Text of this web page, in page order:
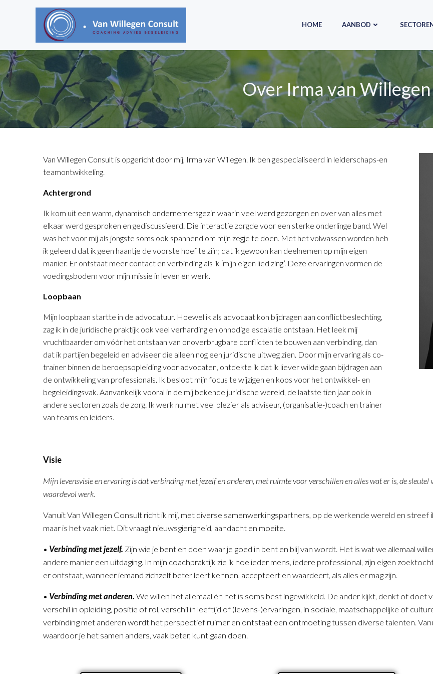
HOME AANBOD
Over Irma van Willegen
Van Willegen Consult is opgericht door mij, Irma van Willegen. Ik ben gespecialiseerd in leiderschaps-en
teamontwikkeling.
Achtergrond
Ik kom uit een warm, dynamisch ondernemersgezin waarin veel werd gezongen en over van alles met
elkaar werd gesproken en gediscussieerd. Die interactie zorgde voor een sterke onderlinge band. Wel
was het voor mij als jongste soms ook spannend om mijn zegje te doen. Met het volwassen worden heb
ik geleerd dat ik geen haantje de voorste hoef te zijn; dat ik gewoon kan deelnemen op mijn eigen
manier. Er ontstaat meer contact en verbinding als ik ‘mijn eigen lied zing’. Deze ervaringen vormen de
voedingsbodem voor mijn missie in leven en werk.
Loopbaan
Mijn loopbaan startte in de advocatuur. Hoewel ik als advocaat kon bijdragen aan conflictbeslechting,
zag ik in de juridische praktijk ook veel verharding en onnodige escalatie ontstaan. Het leek mij
vruchtbaarder om vóór het ontstaan van onoverbrugbare conflicten te bouwen aan verbinding, dan
dat ik partijen begeleid en adviseer die alleen nog een juridische uitweg zien. Door mijn ervaring als co-
trainer binnen de beroepsopleiding voor advocaten, ontdekte ik dat ik liever wilde gaan bijdragen aan
de ontwikkeling van professionals. Ik besloot mijn focus te wijzigen en koos voor het ontwikkel- en
begeleidingsvak. Aanvankelijk vooral in de mij bekende juridische wereld, de laatste tien jaar ook in
andere sectoren zoals de zorg. Ik werk nu met veel plezier als adviseur, (organisatie-)coach en trainer
van teams en leiders.
Visie
Mijn levensvisie en ervaring is dat verbinding met jezelf en anderen, met ruimte voor verschillen en alles wat er is, de
waardevol werk.
Vanuit Van Willegen Consult richt ik mij, met diverse samenwerkingspartners, op de werkende wereld en streef
maar is het vaak niet. Dit vraagt nieuwsgierigheid, aandacht en moeite.
• Verbinding met jezelf. Zijn wie je bent en doen waar je goed in bent en blij van wordt. Het is wat we allemaal
andere manier een uitdaging. In mijn coachpraktijk zie ik hoe ieder mens, iedere professional, zijn eigen
er ontstaat, wanneer iemand zichzelf beter leert kennen, accepteert en waardeert, als alles er mag zijn.
• Verbinding met anderen. We willen het allemaal én het is soms best ingewikkeld. De ander kijkt, denkt of doet
verschil in opleiding, positie of rol, verschil in leeftijd of (levens-)ervaringen, in sociale, maatschappelijke of
verbinding met anderen wordt het perspectief ruimer en ontstaat een ontmoeting tussen diverse talenten.
waardoor je het samen anders, vaak beter, kunt gaan doen.